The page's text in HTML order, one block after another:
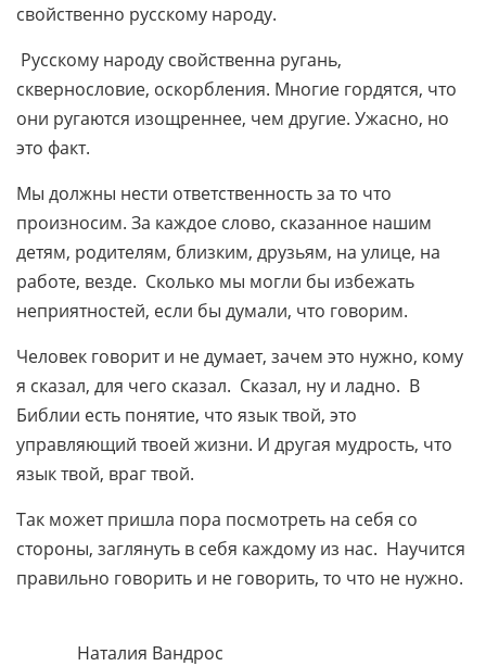
свойственно русскому народу.
Русскому народу свойственна ругань,
сквернословие, оскорбления. Многие гордятся, что
они ругаются изощреннее, чем другие. Ужасно, но
это факт.
Мы должны нести ответственность за то что
произносим. За каждое слово, сказанное нашим
детям, родителям, близким, друзьям, на улице, на
работе, везде. Сколько мы могли бы избежать
неприятностей, если бы думали, что говорим.
Человек говорит и не думает, зачем это нужно, кому
я сказал, для чего сказал. Сказал, ну и ладно. В
Библии есть понятие, что язык твой, это
управляющий твоей жизни. И другая мудрость, что
язык твой, враг твой.
Так может пришла пора посмотреть на себя со
стороны, заглянуть в себя каждому из нас. Научится
правильно говорить и не говорить, то что не нужно.
Наталия Вандрос